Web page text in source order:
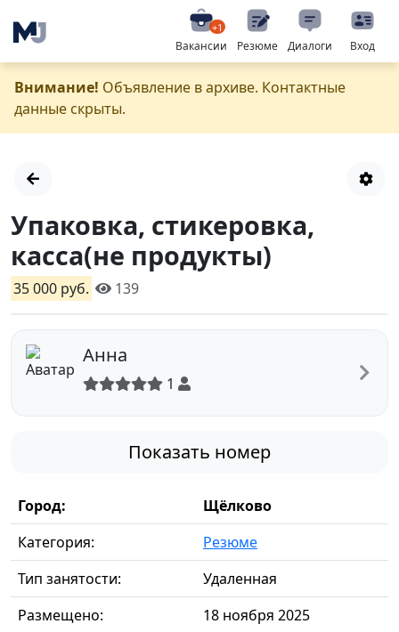
+1
Вакансии Резюме Диалоги Вход
Внимание! Объявление в архиве. Контактные
данные скрыты.
Упаковка, стикеровка,
касса(не продукты)
35 000 руб. 139
Анна
1
Показать номер
Город:
Щёлково
Категория:
Резюме
Тип занятости:
Удаленная
Размещено:
18 ноября 2025